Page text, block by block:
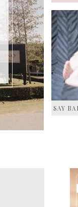
SAY